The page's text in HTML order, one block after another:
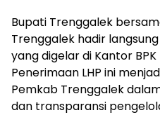
Bupati Trenggalek
Trenggalek hadir
yang digelar di Kantor
Penerimaan LHP ini
Pemkab Trenggalek
dan transparansi